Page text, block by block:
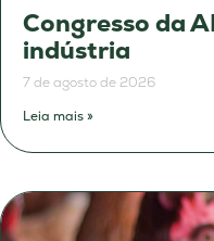
Congresso da
indústria
7 de agosto de 2026
Leia mais »